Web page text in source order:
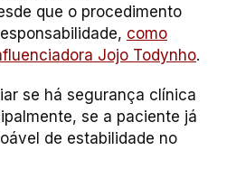
que o procedimento
como
Jojo Todynho.
se há segurança clínica
se a paciente já
de estabilidade no